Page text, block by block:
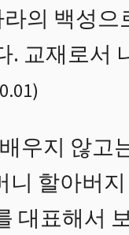
의 백성
. 교재로서
)
우지 않고
니 할아버
대표해서